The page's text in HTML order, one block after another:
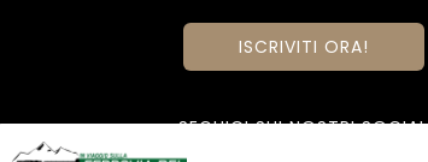
ISCRIVITI ORA!
SEGUICI SUI NOSTRI SOCIAL